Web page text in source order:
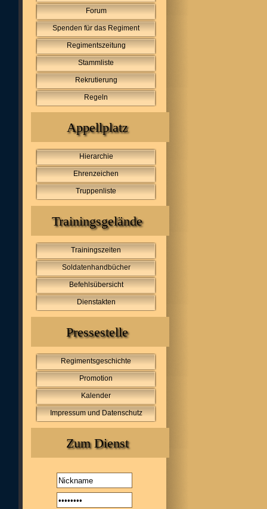
Forum
Spenden für das Regiment
Regimentszeitung
Stammliste
Rekrutierung
Regeln
Appellplatz
Hierarchie
Ehrenzeichen
Truppenliste
Trainingsgelände
Trainingszeiten
Soldatenhandbücher
Befehlsübersicht
Dienstakten
Pressestelle
Regimentsgeschichte
Promotion
Kalender
Impressum und Datenschutz
Zum Dienst